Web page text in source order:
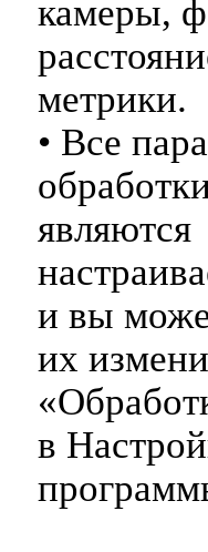
камеры,
метрики.
• Все
являются
и вы
их
в